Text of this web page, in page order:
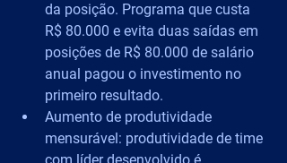
da posição. Programa que custa
R$ 80.000 e evita duas saídas em
posições de R$ 80.000 de salário
anual pagou o investimento no
primeiro resultado.
Aumento de produtividade
mensurável: produtividade de time